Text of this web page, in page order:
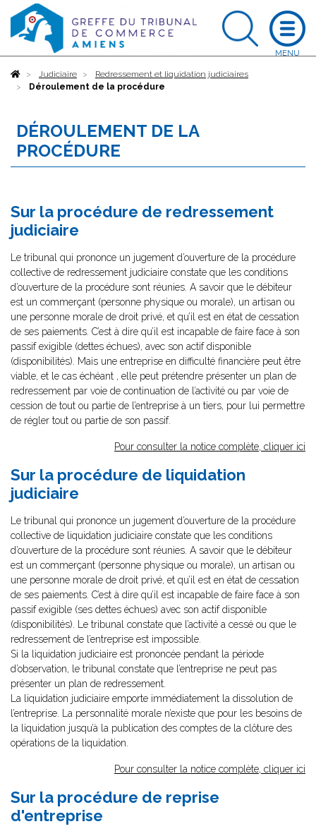
AccueilJudiciaire
Redressement et liquidation judiciaires
Déroulement de la procédure
DÉROULEMENT DE LA
PROCÉDURE
Sur la procédure de redressement
judiciaire
Le tribunal qui prononce un jugement d’ouverture de la procédure
collective de redressement judiciaire constate que les conditions
d’ouverture de la procédure sont réunies. A savoir que le débiteur
est un commerçant (personne physique ou morale), un artisan ou
une personne morale de droit privé, et qu’il est en état de cessation
de ses paiements. C’est à dire qu’il est incapable de faire face à son
passif exigible (dettes échues), avec son actif disponible
(disponibilités). Mais une entreprise en difficulté financière peut être
viable, et le cas échéant , elle peut prétendre présenter un plan de
redressement par voie de continuation de l’activité ou par voie de
cession de tout ou partie de l’entreprise à un tiers, pour lui permettre
de régler tout ou partie de son passif.
Pour consulter la notice complète, cliquer ici
Sur la procédure de liquidation
judiciaire
Le tribunal qui prononce un jugement d’ouverture de la procédure
collective de liquidation judiciaire constate que les conditions
d’ouverture de la procédure sont réunies. A savoir que le débiteur
est un commerçant (personne physique ou morale), un artisan ou
une personne morale de droit privé, et qu’il est en état de cessation
de ses paiements. C’est à dire qu’il est incapable de faire face à son
passif exigible (ses dettes échues) avec son actif disponible
(disponibilités). Le tribunal constate que l’activité a cessé ou que le
redressement de l’entreprise est impossible.
Si la liquidation judiciaire est prononcée pendant la période
d’observation, le tribunal constate que l’entreprise ne peut pas
présenter un plan de redressement.
La liquidation judiciaire emporte immédiatement la dissolution de
l’entreprise. La personnalité morale n’existe que pour les besoins de
la liquidation jusqu’à la publication des comptes de la clôture des
opérations de la liquidation.
Pour consulter la notice complète, cliquer ici
Sur la procédure de reprise
d'entreprise